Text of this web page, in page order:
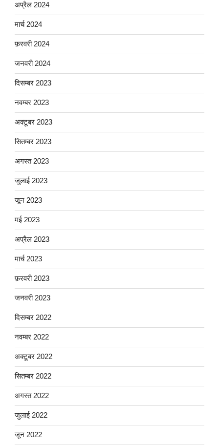
अप्रैल 2024
मार्च 2024
फ़रवरी 2024
जनवरी 2024
दिसम्बर 2023
नवम्बर 2023
अक्टूबर 2023
सितम्बर 2023
अगस्त 2023
जुलाई 2023
जून 2023
मई 2023
अप्रैल 2023
मार्च 2023
फ़रवरी 2023
जनवरी 2023
दिसम्बर 2022
नवम्बर 2022
अक्टूबर 2022
सितम्बर 2022
अगस्त 2022
जुलाई 2022
जून 2022